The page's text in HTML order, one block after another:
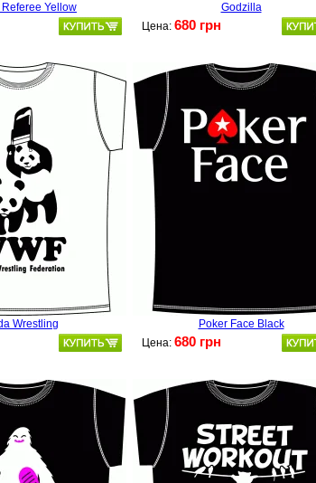
Referee Yellow
Godzilla
Цена: 680 грн
Wrestling
Poker Face Black
Цена: 680 грн